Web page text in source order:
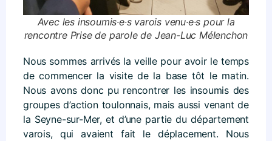
Avec les insoumis·e·s varois venu·e·s pour la
rencontre Prise de parole de Jean-Luc Mélenchon
Nous sommes arrivés la veille pour avoir le temps
de commencer la visite de la base tôt le matin.
Nous avons donc pu rencontrer les insoumis des
groupes d’action toulonnais, mais aussi venant de
la Seyne-sur-Mer, et d’une partie du département
varois, qui avaient fait le déplacement. Nous